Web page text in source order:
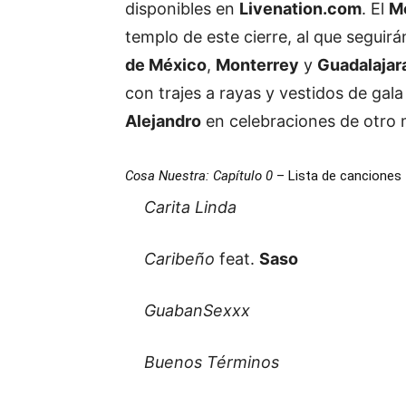
disponibles en Livenation.com. El
templo de este cierre, al que
de México, Monterrey y
con trajes a rayas y vestidos de
Alejandro en celebraciones de otro
Cosa Nuestra: Capítulo 0 – Lista de canciones
Carita Linda
Caribeño feat. Saso
GuabanSexxx
Buenos Términos